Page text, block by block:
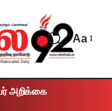
Aa
அறிக்கை